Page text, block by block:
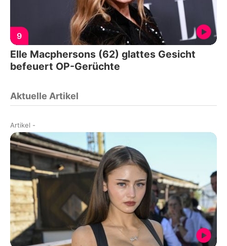
9
Elle Macphersons (62) glattes Gesicht
befeuert OP-Gerüchte
Aktuelle Artikel
Artikel -